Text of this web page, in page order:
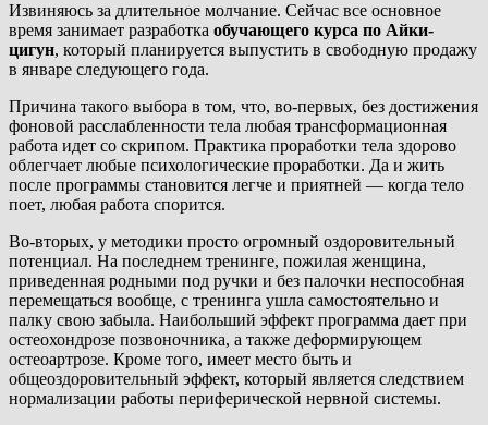
Извиняюсь за длительное молчание. Сейчас все основное
время занимает разработка обучающего курса по Айки-
цигун, который планируется выпустить в свободную продажу
в январе следующего года.
Причина такого выбора в том, что, во-первых, без достижения
фоновой расслабленности тела любая трансформационная
работа идет со скрипом. Практика проработки тела здорово
облегчает любые психологические проработки. Да и жить
после программы становится легче и приятней — когда тело
поет, любая работа спорится.
Во-вторых, у методики просто огромный оздоровительный
потенциал. На последнем тренинге, пожилая женщина,
приведенная родными под ручки и без палочки неспособная
перемещаться вообще, с тренинга ушла самостоятельно и
палку свою забыла. Наибольший эффект программа дает при
остеохондрозе позвоночника, а также деформирующем
остеоартрозе. Кроме того, имеет место быть и
общеоздоровительный эффект, который является следствием
нормализации работы периферической нервной системы.